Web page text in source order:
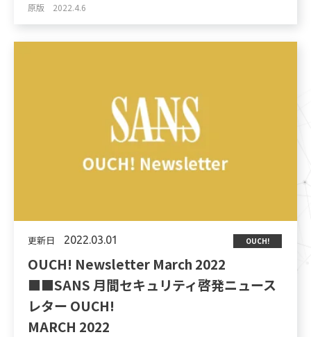
原版 2022.4.6
更新日 2022.03.01 OUCH!
OUCH! Newsletter March 2022
■■SANS 月間セキュリティ啓発ニュース
レター OUCH!
MARCH 2022